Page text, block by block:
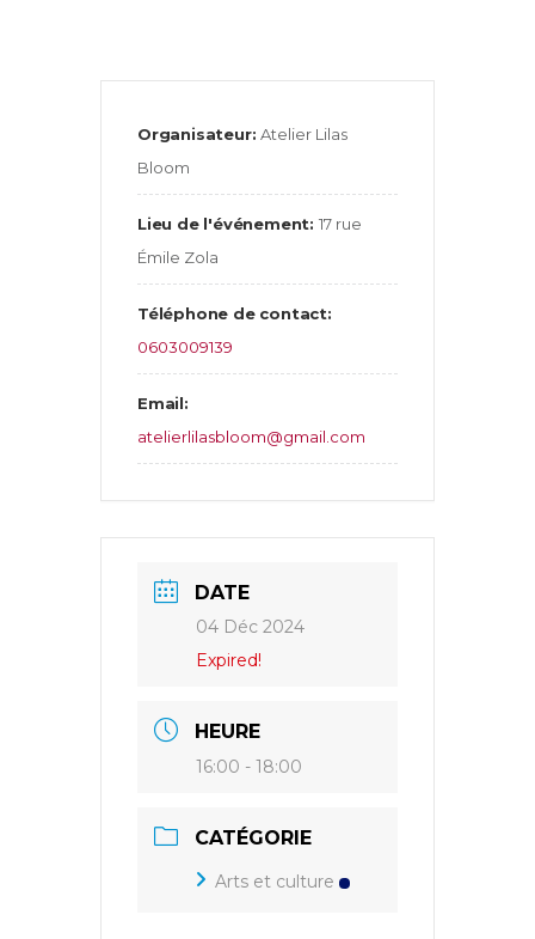
Organisateur:Atelier Lilas
Bloom
Lieu de l'événement: 17 rue
Émile Zola
Téléphone de contact:
0603009139
Email:
atelierlilasbloom@gmail.com
DATE
04 Déc 2024
Expired!
HEURE
16:00 - 18:00
CATÉGORIE
Arts et culture